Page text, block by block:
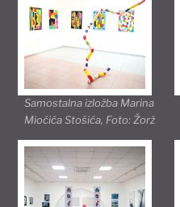
Samostalna izložba Marina
Miočića Stošića, Foto: Žorž